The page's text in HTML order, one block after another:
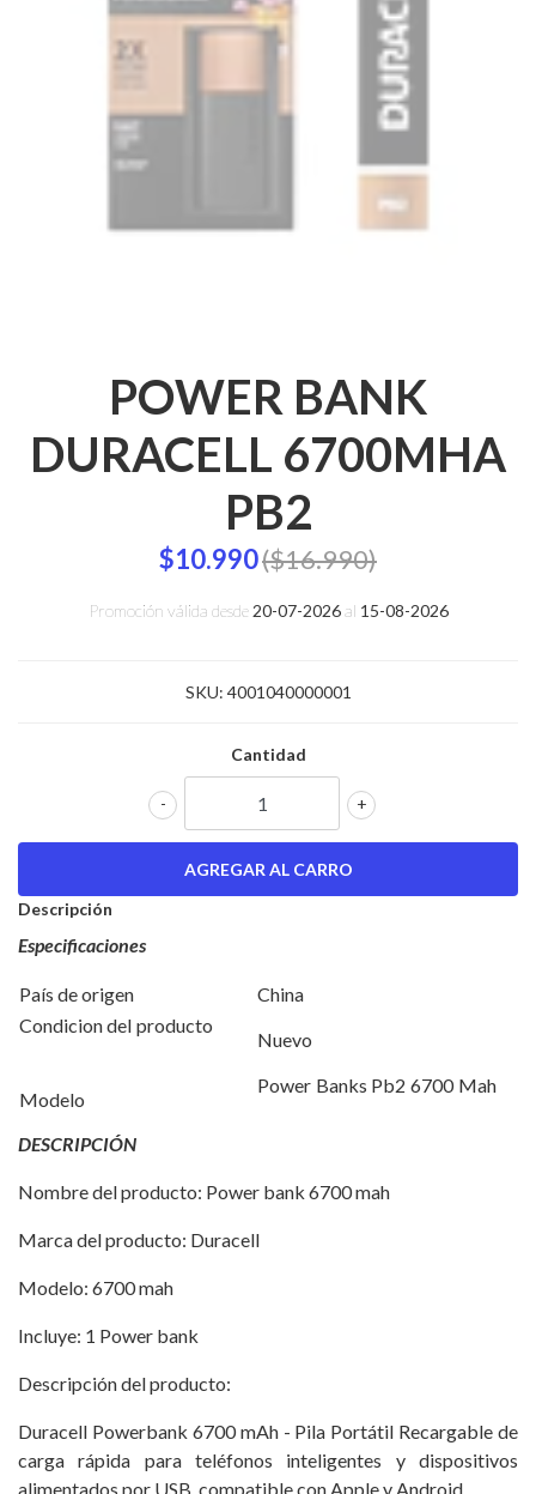
POWER BANK
DURACELL 6700MHA
PB2
$10.990($16.990)
Promoción válida desde20-07-2026al 15-08-2026
SKU: 4001040000001
Cantidad
+
-
Descripción
Especificaciones
País de origen
China
Condicion del producto
Nuevo
Modelo
Power Banks Pb2 6700 Mah
DESCRIPCIÓN
Nombre del producto: Power bank 6700 mah
Marca del producto: Duracell
Modelo: 6700 mah
Incluye: 1 Power bank
Descripción del producto:
Duracell Powerbank 6700 mAh - Pila Portátil Recargable de
carga rápida para teléfonos inteligentes y dispositivos
alimentados por USB, compatible con Apple y Android